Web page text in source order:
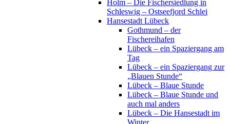
Holm – Die Fischersiedlung in
Schleswig – Ostseefjord Schlei
Hansestadt Lübeck
Gothmund – der
Fischereihafen
Lübeck – ein Spaziergang am
Tag
Lübeck – ein Spaziergang zur
„Blauen Stunde“
Lübeck – Blaue Stunde
Lübeck – Blaue Stunde und
auch mal anders
Lübeck – Die Hansestadt im